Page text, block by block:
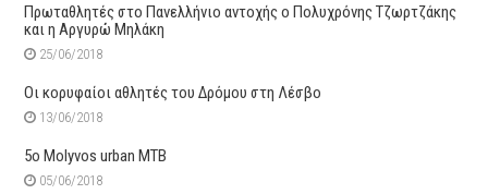
Πρωταθλητές στο Πανελλήνιο αντοχής ο Πολυχρόνης Τζωρτζάκης
και η Αργυρώ Μηλάκη
25/06/2018
Οι κορυφαίοι αθλητές του Δρόμου στη Λέσβο
13/06/2018
5o Molyvos urban MTB
05/06/2018